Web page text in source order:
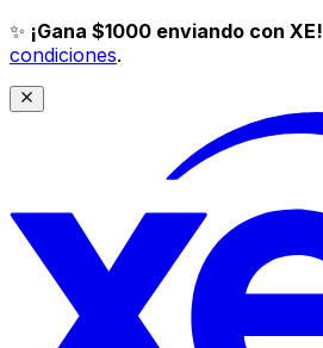
✨ ¡Gana $1000 enviando con XE!
condiciones.